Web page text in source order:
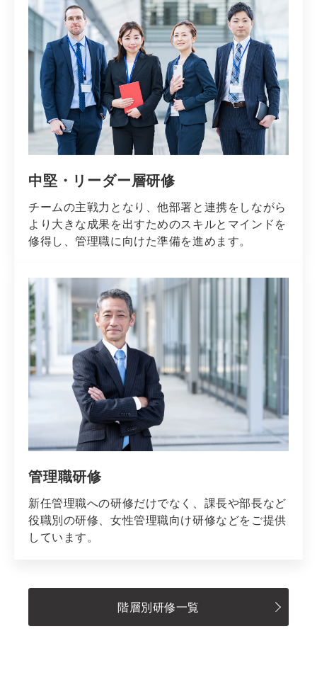
中堅・リーダー層研修
チームの主戦力となり、他部署と連携をしながら
より大きな成果を出すためのスキルとマインドを
修得し、管理職に向けた準備を進めます。
管理職研修
新任管理職への研修だけでなく、課長や部長など
役職別の研修、女性管理職向け研修などをご提供
しています。
階層別研修一覧